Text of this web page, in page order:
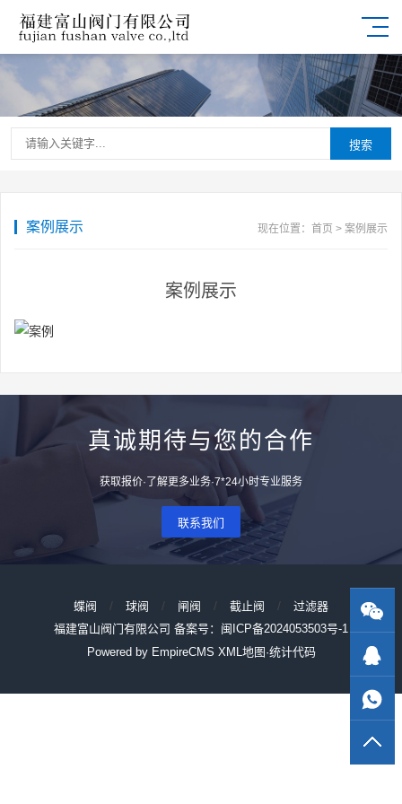
搜索
案例展示 现在位置： 首页 > 案例展示
案例展示
真诚期待与您的合作
获取报价·了解更多业务·7*24小时专业服务
联系我们
蝶阀 / 球阀 / 闸阀 / 截止阀 / 过滤器
福建富山阀门有限公司 备案号： 闽ICP备2024053503号-1
Powered by EmpireCMS XML地图 ·统计代码